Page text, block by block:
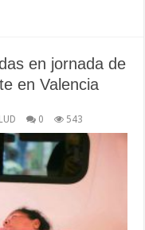
en jornada de
en Valencia
0 543